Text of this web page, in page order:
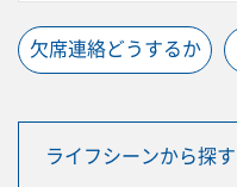
欠席連絡どうするか
ライフシーンから探す